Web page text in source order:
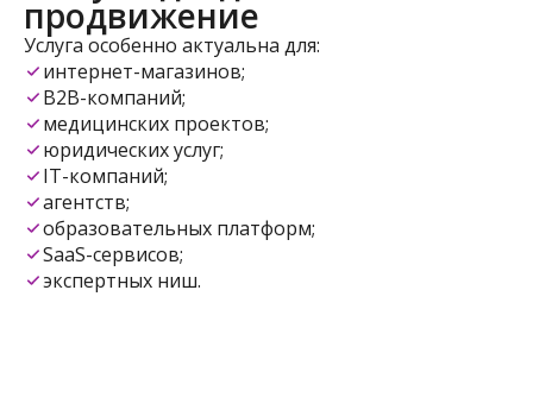
продвижение
Услуга особенно актуальна для:
интернет-магазинов;
B2B-компаний;
медицинских проектов;
юридических услуг;
IT-компаний;
агентств;
образовательных платформ;
SaaS-сервисов;
экспертных ниш.